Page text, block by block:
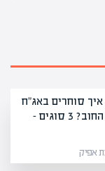
סוחרים באג"ח
ומה ההבדלים בין אגרות החוב? 3 סוגים –